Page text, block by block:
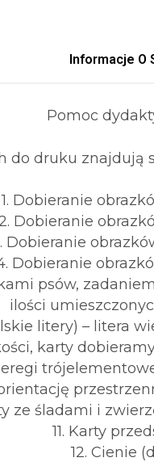
Informacje O
Pomoc
do druku znajdują
1. Dobieranie
2. Dobieranie
Dobieranie
Dobieranie
psów,
ilości
litery) – litera
karty
ze śladami i
11. Karty
12. Cienie